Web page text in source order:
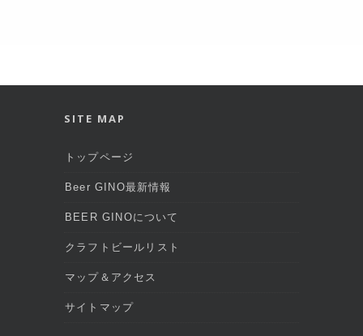
SITE MAP
トップページ
Beer GINO最新情報
BEER GINOについて
クラフトビールリスト
マップ＆アクセス
サイトマップ